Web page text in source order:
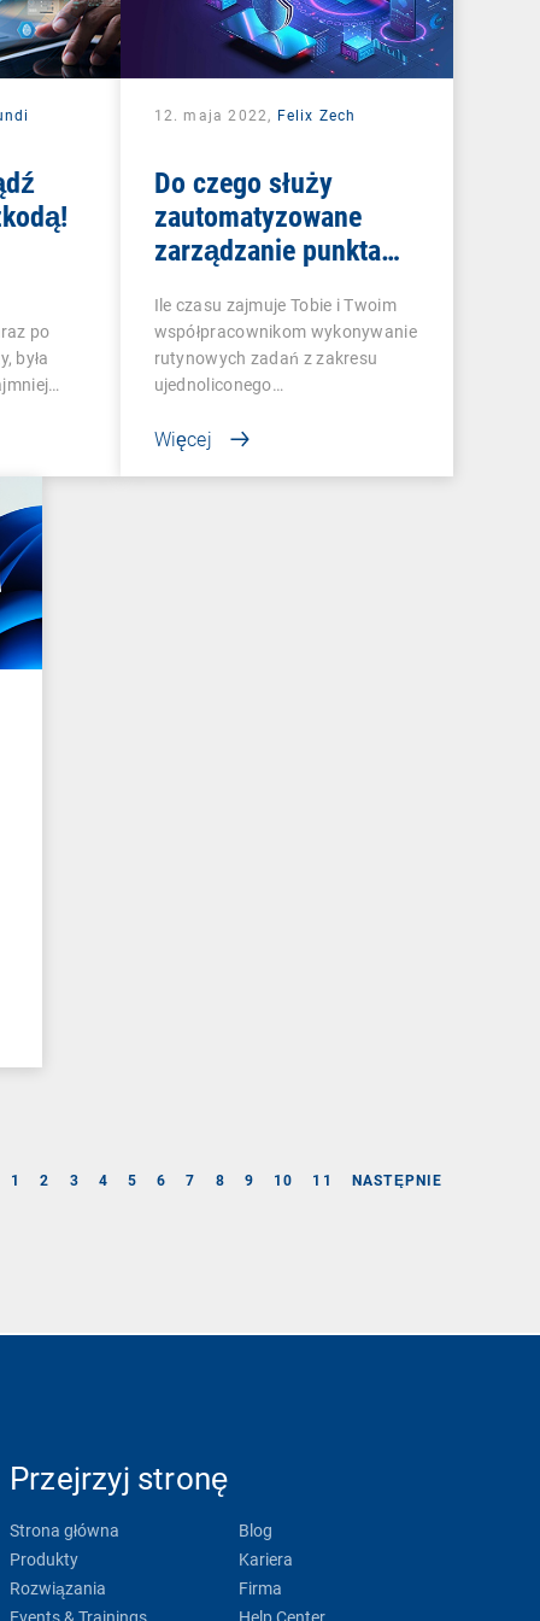
po
była
12. maja 2022, Felix Zech
Do czego służy
zautomatyzowane
zarządzanie punktami
Ile czasu zajmuje Tobie i Twoim
współpracownikom wykonywanie
rutynowych zadań z zakresu
ujednoliconego…
Więcej
1 2 3 4 5 6 7 8 9 10 11 NASTĘPNIE
Przejrzyj stronę
Strona główna
Produkty
Rozwiązania
Blog
Kariera
Firma